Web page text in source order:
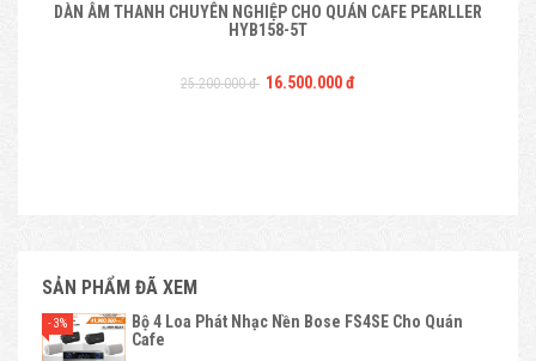
DÀN ÂM THANH CHUYÊN NGHIỆP CHO QUÁN CAFE PEARLLER
HYB158-5T
25.200.000 đ 16.500.000 đ
SẢN PHẨM ĐÃ XEM
Bộ 4 Loa Phát Nhạc Nền Bose FS4SE Cho Quán
Cafe
- 3%